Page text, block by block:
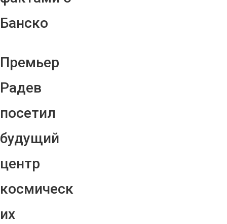
Банско
Премьер
Радев
посетил
будущий
центр
космическ
их